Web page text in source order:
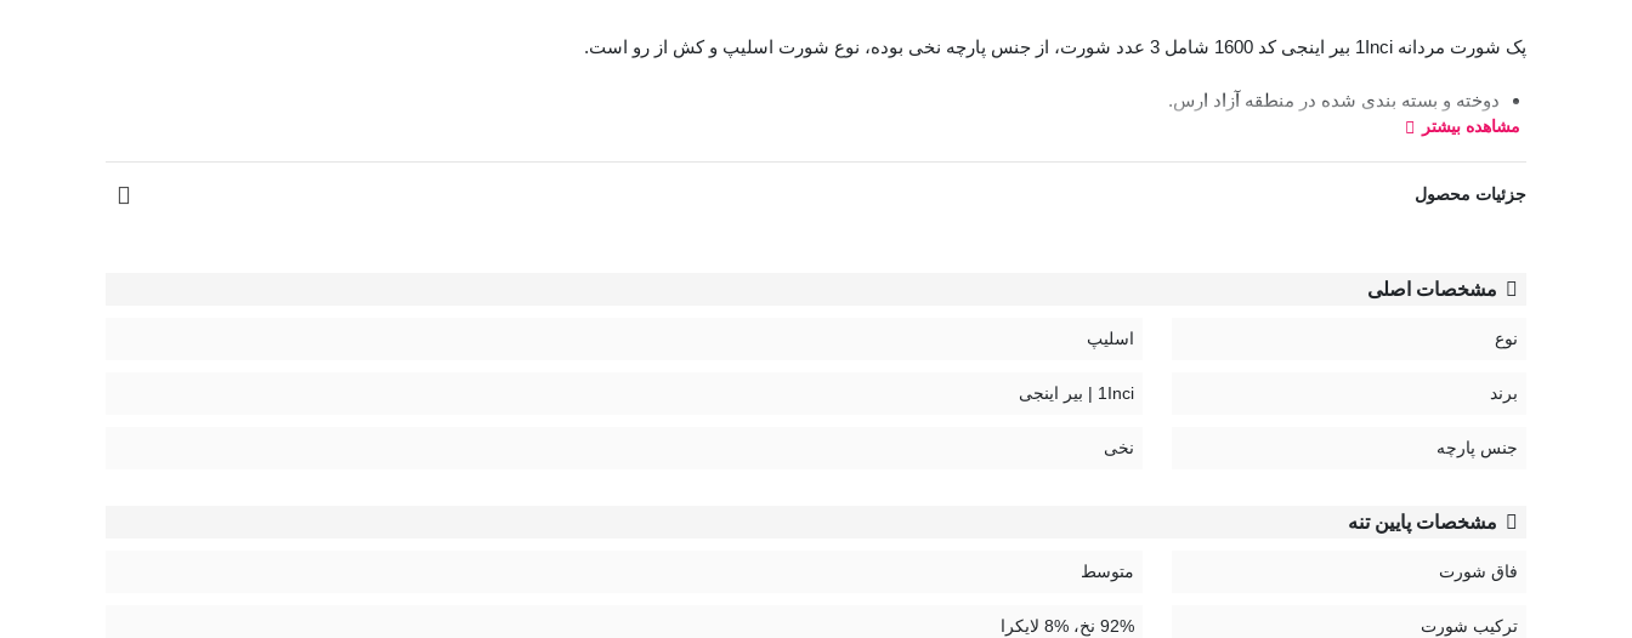
پک شورت مردانه 1Inci بیر اینجی کد 1600 شامل 3 عدد شورت، از جنس پارچه نخی بوده، نوع شورت اسلیپ و کش از رو است.
دوخته و بسته بندی شده در منطقه آزاد ارس.
1600
مشاهده بیشتر
جزئیات محصول
مشخصات اصلی
نوع اسلیپ
برند 1Inci | بیر اینجی
جنس پارچه نخی
مشخصات پایین تنه
فاق شورت متوسط
ترکیب شورت 92% نخ، %8 لایکرا